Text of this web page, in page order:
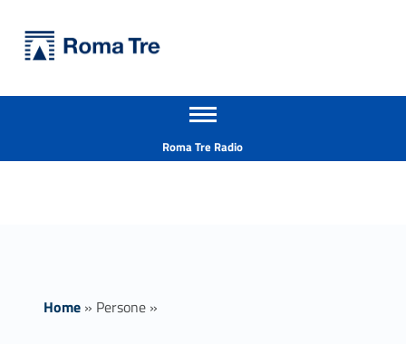
Prof. LEOPOLDO NUTI insegnamenti - Università Roma Tre
Apri il menu secondario
Roma Tre Radio
Home» Persone»